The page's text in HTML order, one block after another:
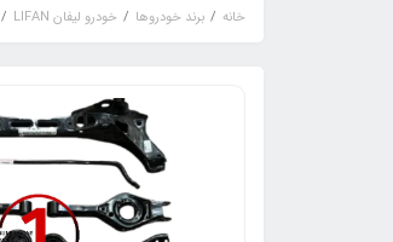
خانه برند خودروها خودرو لیفان LIFAN